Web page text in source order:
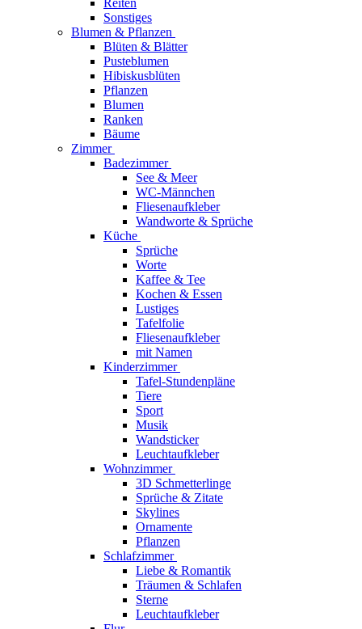
Reiten
Sonstiges
Blumen & Pflanzen
Blüten & Blätter
Pusteblumen
Hibiskusblüten
Pflanzen
Blumen
Ranken
Bäume
Zimmer
Badezimmer
See & Meer
WC-Männchen
Fliesenaufkleber
Wandworte & Sprüche
Küche
Sprüche
Worte
Kaffee & Tee
Kochen & Essen
Lustiges
Tafelfolie
Fliesenaufkleber
mit Namen
Kinderzimmer
Tafel-Stundenpläne
Tiere
Sport
Musik
Wandsticker
Leuchtaufkleber
Wohnzimmer
3D Schmetterlinge
Sprüche & Zitate
Skylines
Ornamente
Pflanzen
Schlafzimmer
Liebe & Romantik
Träumen & Schlafen
Sterne
Leuchtaufkleber